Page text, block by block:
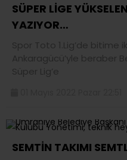
SÜPER LİGE
YAZIYOR…
Spor Toto 1.Lig’de bitime
Ankaragücü’yle beraber
Süper Lig’e
SEMTİN TAKIMI